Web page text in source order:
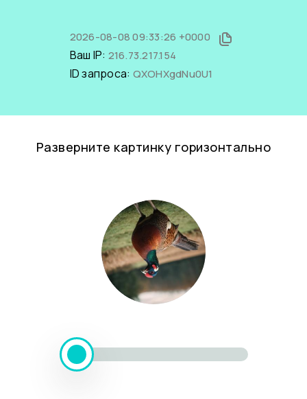
2026-08-08 09:33:26 +0000
Ваш IP: 216.73.217.154
ID запроса: QXOHXgdNu0U1
Разверните картинку горизонтально